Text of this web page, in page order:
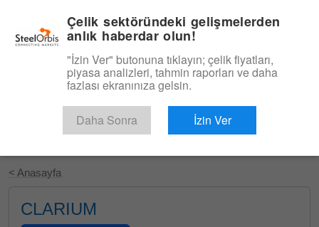
Ücretsiz Deneyin
< Anasayfa
CLARIUM
Çelik sektöründeki gelişmelerden
anlık haberdar olun!
"İzin Ver" butonuna tıklayın; çelik fiyatları,
piyasa analizleri, tahmin raporları ve daha
fazlası ekranınıza gelsin.
Daha Sonra İzin Ver